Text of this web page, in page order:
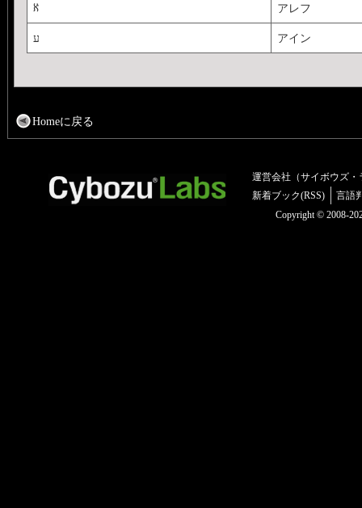
ℵ アレフ
ע アイン
Homeに戻る
運営会社（サイボウズ・
新着ブック(RSS)
言語
Copyright © 2008-